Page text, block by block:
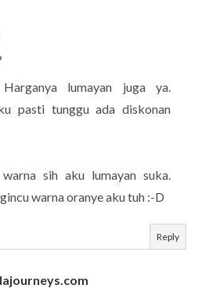
lumayan juga ya.
pasti tunggu ada diskonan
sih aku lumayan suka.
warna oranye aku tuh :-D
Reply